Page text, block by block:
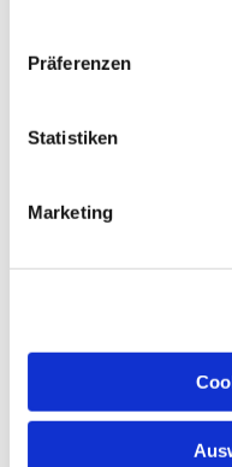
Präferenzen
Statistiken
Marketing